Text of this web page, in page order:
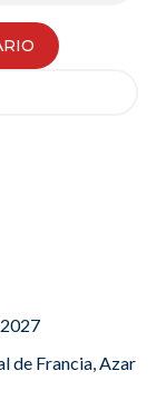
de Francia, Azar